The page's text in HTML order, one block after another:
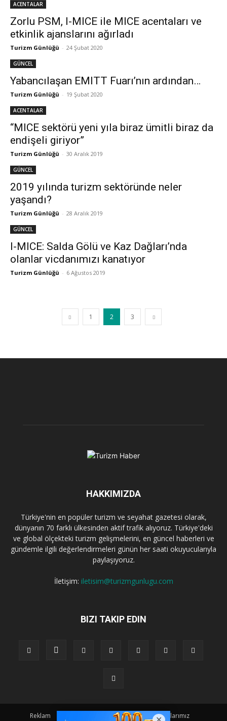
ACENTALAR
Zorlu PSM, I-MICE ile MICE acentaları ve
etkinlik ajanslarını ağırladı
Turizm Günlüğü - 24 Şubat 2020
GÜNCEL
Yabancılaşan EMITT Fuarı’nın ardından…
Turizm Günlüğü - 19 Şubat 2020
ACENTALAR
“MICE sektörü yeni yıla biraz ümitli biraz da
endişeli giriyor”
Turizm Günlüğü - 30 Aralık 2019
GÜNCEL
2019 yılında turizm sektöründe neler
yaşandı?
Turizm Günlüğü - 28 Aralık 2019
GÜNCEL
I-MICE: Salda Gölü ve Kaz Dağları’nda
olanlar vicdanımızı kanatıyor
Turizm Günlüğü - 6 Ağustos 2019
1 2 3
HAKKIMIZDA
Türkiye'nin en popüler turizm ve seyahat gazetesi olarak,
dünyanın 70 farklı ülkesinden aktif trafik alıyoruz. Türkiye'deki
ve global ölçekteki turizm gelişmelerini, en güncel haberleri ve
gündemle ilgili değerlendirmeleri günün her saati okuyucularıyla
paylaşıyoruz.
İletişim: iletisim@turizmgunlugu.com
BIZI TAKIP EDIN
Reklam Hakkımızda Iletişim Yazarlarımız